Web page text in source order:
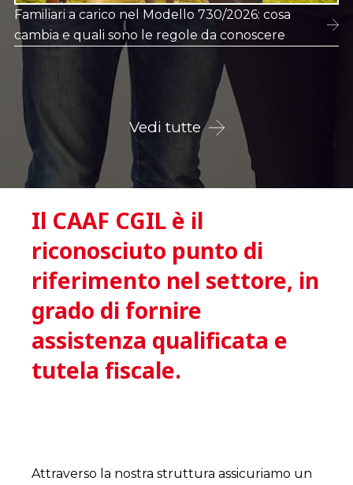
Certificazione Unica 2026: attenzione agli
errori che possono far perdere benefici fiscali
Vedi tutte
Il CAAF CGIL è il
riconosciuto punto di
riferimento nel settore, in
grado di fornire
assistenza qualificata e
tutela fiscale.
Attraverso la nostra struttura assicuriamo un